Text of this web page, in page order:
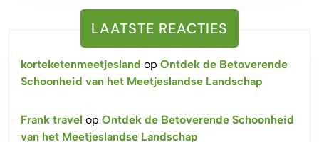
LAATSTE REACTIES
korteketenmeetjesland op Ontdek de Betoverende
Schoonheid van het Meetjeslandse Landschap
Frank travel op Ontdek de Betoverende Schoonheid
van het Meetjeslandse Landschap